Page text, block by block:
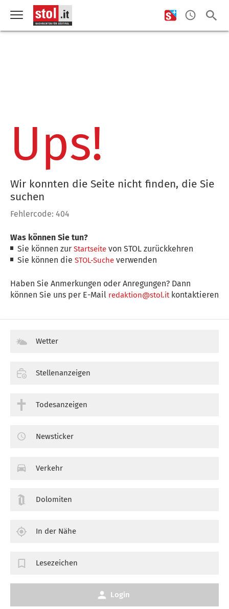
Ups!
Wir konnten die Seite nicht finden, die Sie
suchen
Fehlercode: 404
Was können Sie tun?
Sie können zurStartseite von STOL zurückkehren
Sie können dieSTOL-Suche verwenden
Haben Sie Anmerkungen oder Anregungen? Dann
können Sie uns per E-Mail redaktion@stol.itkontaktieren
Wetter
Stellenanzeigen
Todesanzeigen
Newsticker
Verkehr
Dolomiten
In der Nähe
Lesezeichen
Login